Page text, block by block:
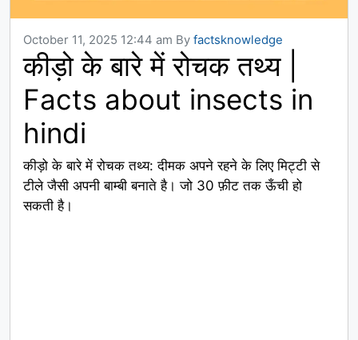
October 11, 2025 12:44 am By factsknowledge
कीड़ो के बारे में रोचक तथ्य |
Facts about insects in
hindi
कीड़ो के बारे में रोचक तथ्य: दीमक अपने रहने के लिए मिट्टी से
टीले जैसी अपनी बाम्बी बनाते है। जो 30 फ़ीट तक ऊँची हो
सकती है।